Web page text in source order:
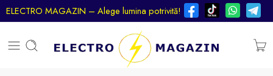
ELECTRO MAGAZIN – Alege lumina potrivită!